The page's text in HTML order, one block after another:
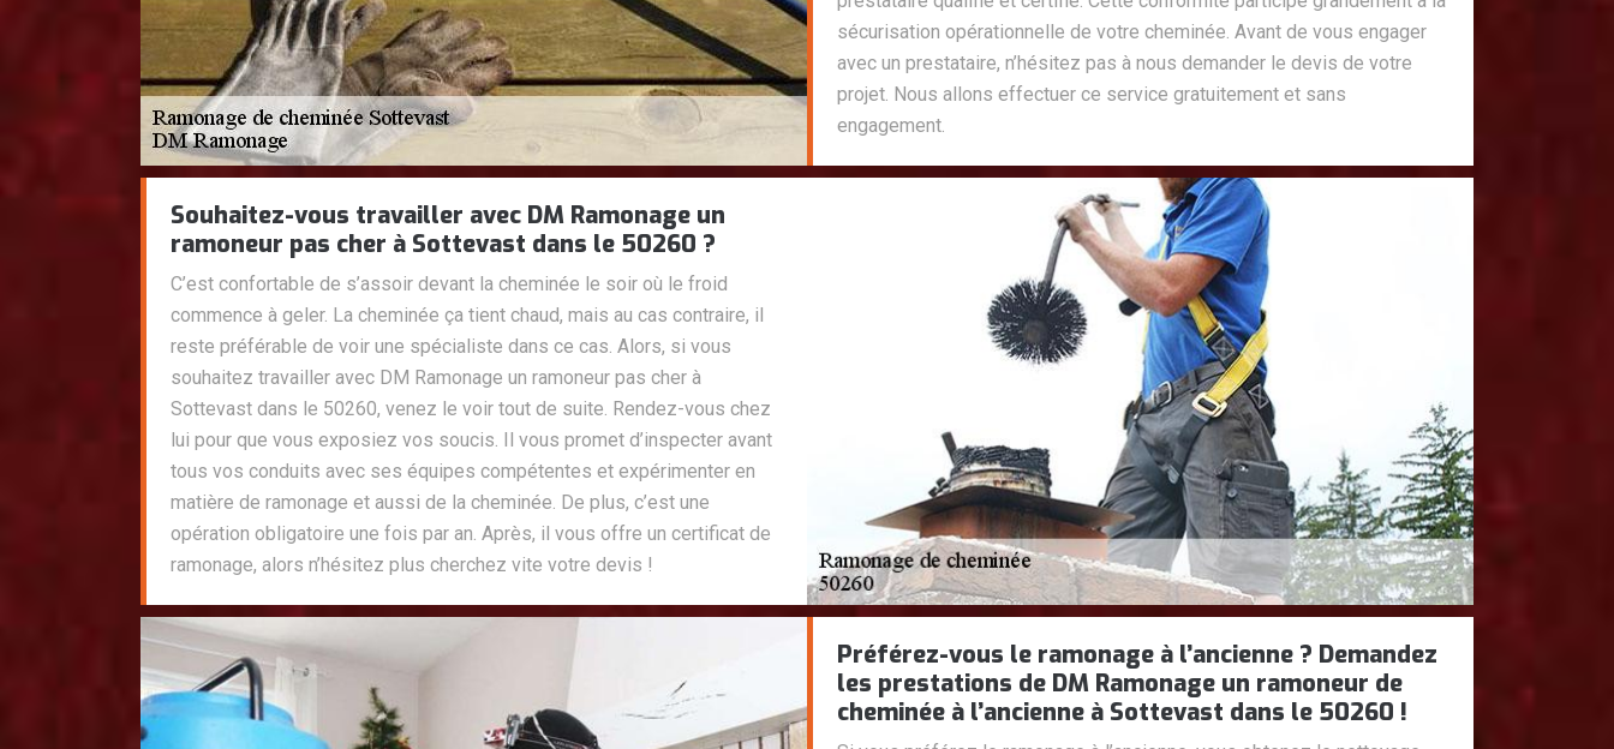
sécurisation opérationnelle de votre cheminée. Avant de vous engager
avec un prestataire, n’hésitez pas à nous demander le devis de votre
projet. Nous allons effectuer ce service gratuitement et sans
engagement.
Souhaitez-vous travailler avec DM Ramonage un
ramoneur pas cher à Sottevast dans le 50260 ?
C’est confortable de s’assoir devant la cheminée le soir où le froid
commence à geler. La cheminée ça tient chaud, mais au cas contraire, il
reste préférable de voir une spécialiste dans ce cas. Alors, si vous
souhaitez travailler avec DM Ramonage un ramoneur pas cher à
Sottevast dans le 50260, venez le voir tout de suite. Rendez-vous chez
lui pour que vous exposiez vos soucis. Il vous promet d’inspecter avant
tous vos conduits avec ses équipes compétentes et expérimenter en
matière de ramonage et aussi de la cheminée. De plus, c’est une
opération obligatoire une fois par an. Après, il vous offre un certificat de
ramonage, alors n’hésitez plus cherchez vite votre devis !
Préférez-vous le ramonage à l’ancienne ? Demandez
les prestations de DM Ramonage un ramoneur de
cheminée à l’ancienne à Sottevast dans le 50260 !